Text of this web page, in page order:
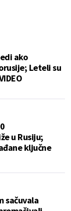
ako
Leteli su
u Rusiju;
ključne
sačuvala